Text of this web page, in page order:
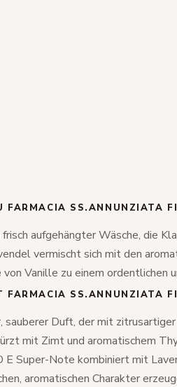
FARMACIA SS.ANNUNZIATA
aufgehängter Wäsche, die
vermischt sich mit den
Vanille zu einem ordentlichen
FARMACIA SS.ANNUNZIATA
sauberer Duft, der mit
mit Zimt und aromatischem
E Super-Note kombiniert mit
aromatischen Charakter